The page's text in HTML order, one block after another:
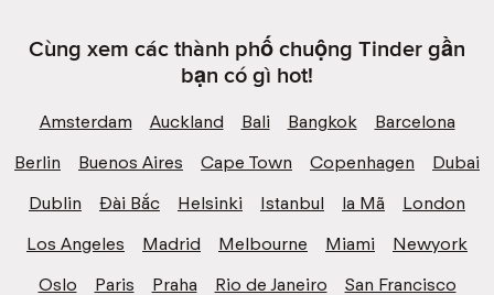
Cùng xem các thành phố chuộng Tinder gần
bạn có gì hot!
Amsterdam Auckland Bali Bangkok
Barcelona
Berlin
Buenos Aires Cape Town Copenhagen
Dubai
Dublin
Đài Bắc Helsinki Istanbul la Mã
London
Los Angeles
Madrid Melbourne Miami
Newyork
Oslo
Paris Praha Rio de Janeiro
San Francisco